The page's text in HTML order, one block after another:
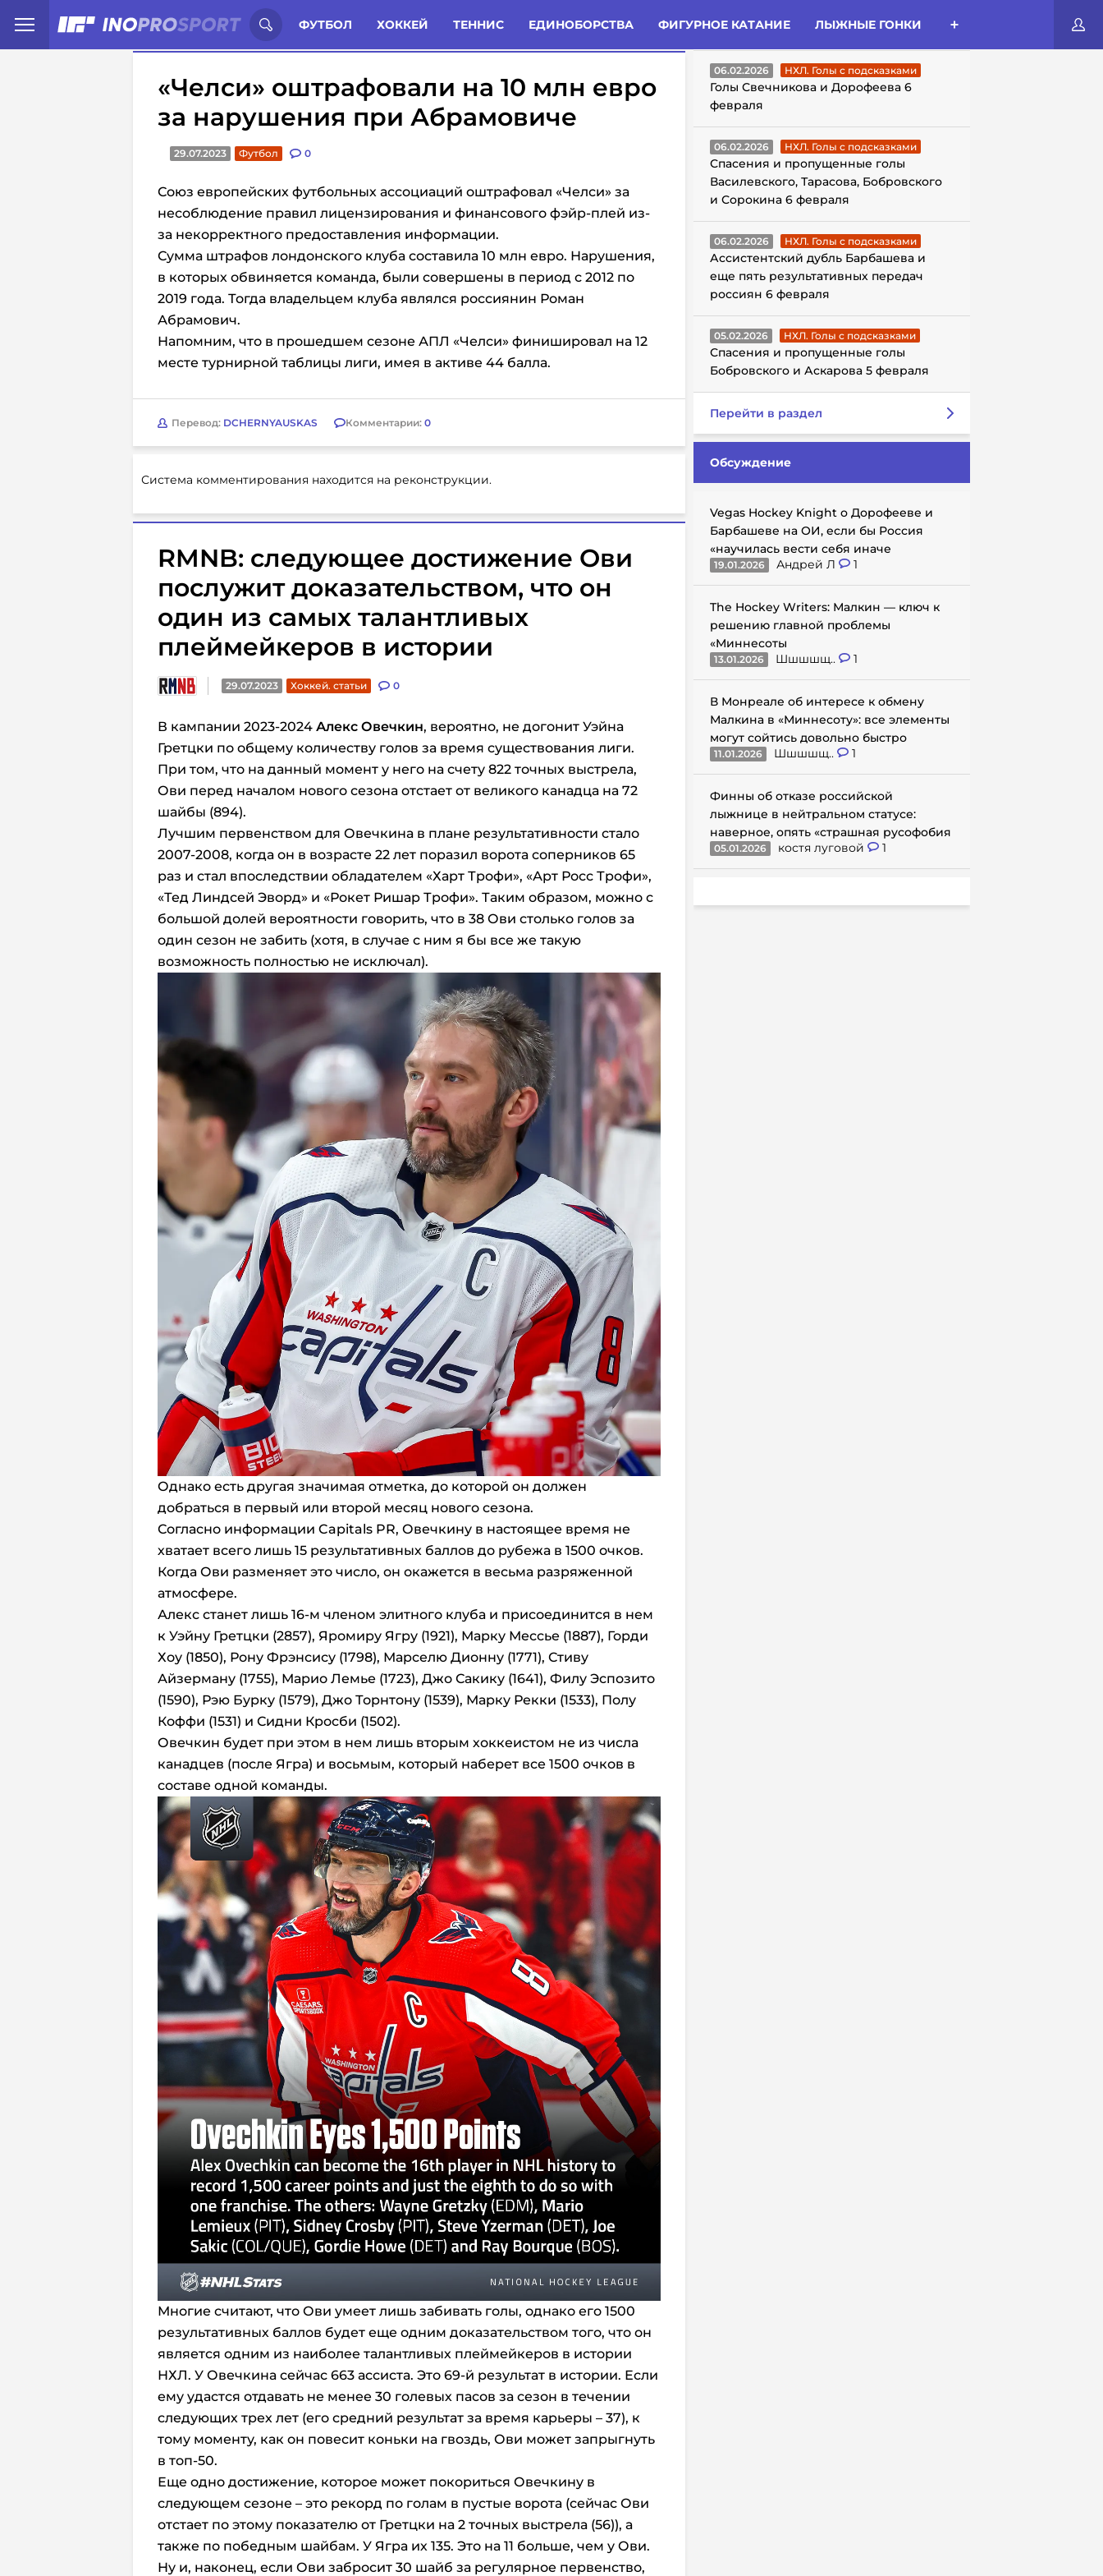
ФУТБОЛ ХОККЕЙ ТЕННИС ЕДИНОБОРСТВА ФИГУРНОЕ КАТАНИЕ ЛЫЖНЫЕ ГОНКИ
Иностранцы о спорте России: Статьи Комменты Новости
«Челси» оштрафовали на 10 млн евро
за нарушения при Абрамовиче
29.07.2023 Футбол 0
Союз европейских футбольных ассоциаций оштрафовал «Челси» за
несоблюдение правил лицензирования и финансового фэйр-плей из-
за некорректного предоставления информации.
Сумма штрафов лондонского клуба составила 10 млн евро. Нарушения,
в которых обвиняется команда, были совершены в период с 2012 по
2019 года. Тогда владельцем клуба являлся россиянин Роман
Абрамович.
Напомним, что в прошедшем сезоне АПЛ «Челси» финишировал на 12
месте турнирной таблицы лиги, имея в активе 44 балла.
Перевод: DCHERNYAUSKAS Комментарии: 0
Система комментирования находится на реконструкции.
RMNB: следующее достижение Ови
послужит доказательством, что он
один из самых талантливых
плеймейкеров в истории
29.07.2023 Хоккей. статьи 0
В кампании 2023-2024 Алекс Овечкин, вероятно, не догонит Уэйна
Гретцки по общему количеству голов за время существования лиги.
При том, что на данный момент у него на счету 822 точных выстрела,
Ови перед началом нового сезона отстает от великого канадца на 72
шайбы (894).
Лучшим первенством для Овечкина в плане результативности стало
2007-2008, когда он в возрасте 22 лет поразил ворота соперников 65
раз и стал впоследствии обладателем «Харт Трофи», «Арт Росс Трофи»,
«Тед Линдсей Эворд» и «Рокет Ришар Трофи». Таким образом, можно с
большой долей вероятности говорить, что в 38 Ови столько голов за
один сезон не забить (хотя, в случае с ним я бы все же такую
возможность полностью не исключал).
Однако есть другая значимая отметка, до которой он должен
добраться в первый или второй месяц нового сезона.
Согласно информации Capitals PR, Овечкину в настоящее время не
хватает всего лишь 15 результативных баллов до рубежа в 1500 очков.
Когда Ови разменяет это число, он окажется в весьма разряженной
атмосфере.
Алекс станет лишь 16-м членом элитного клуба и присоединится в нем
к Уэйну Гретцки (2857), Яромиру Ягру (1921), Марку Мессье (1887), Горди
Хоу (1850), Рону Фрэнсису (1798), Марселю Дионну (1771), Стиву
Айзерману (1755), Марио Лемье (1723), Джо Сакику (1641), Филу Эспозито
(1590), Рэю Бурку (1579), Джо Торнтону (1539), Марку Рекки (1533), Полу
Коффи (1531) и Сидни Кросби (1502).
Овечкин будет при этом в нем лишь вторым хоккеистом не из числа
канадцев (после Ягра) и восьмым, который наберет все 1500 очков в
составе одной команды.
Многие считают, что Ови умеет лишь забивать голы, однако его 1500
результативных баллов будет еще одним доказательством того, что он
является одним из наиболее талантливых плеймейкеров в истории
НХЛ. У Овечкина сейчас 663 ассиста. Это 69-й результат в истории. Если
ему удастся отдавать не менее 30 голевых пасов за сезон в течении
следующих трех лет (его средний результат за время карьеры – 37), к
тому моменту, как он повесит коньки на гвоздь, Ови может запрыгнуть
в топ-50.
Еще одно достижение, которое может покориться Овечкину в
следующем сезоне – это рекорд по голам в пустые ворота (сейчас Ови
отстает по этому показателю от Гретцки на 2 точных выстрела (56)), а
также по победным шайбам. У Ягра их 135. Это на 11 больше, чем у Ови.
Ну и, наконец, если Ови забросит 30 шайб за регулярное первенство,
ГОЛЫ С ПОДСКАЗКАМИ
06.02.2026 НХЛ. Голы с подсказками
Голы Свечникова и Дорофеева 6
февраля
06.02.2026 НХЛ. Голы с подсказками
Спасения и пропущенные голы
Василевского, Тарасова, Бобровского
и Сорокина 6 февраля
06.02.2026 НХЛ. Голы с подсказками
Ассистентский дубль Барбашева и
еще пять результативных передач
россиян 6 февраля
05.02.2026 НХЛ. Голы с подсказками
Спасения и пропущенные голы
Бобровского и Аскарова 5 февраля
Перейти в раздел
Обсуждение
Vegas Hockey Knight о Дорофееве и
Барбашеве на ОИ, если бы Россия
«научилась вести себя иначе
19.01.2026 Андрей Л 1
The Hockey Writers: Малкин — ключ к
решению главной проблемы
«Миннесоты
13.01.2026 Шшшшщ.. 1
В Монреале об интересе к обмену
Малкина в «Миннесоту»: все элементы
могут сойтись довольно быстро
11.01.2026 Шшшшщ.. 1
Финны об отказе российской
лыжнице в нейтральном статусе:
наверное, опять «страшная русофобия
05.01.2026 костя луговой 1